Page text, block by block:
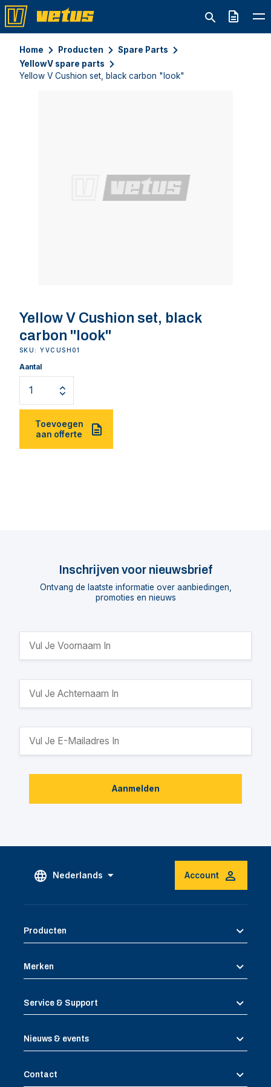
Offerte
Home Producten
Spare Parts
YellowV spare parts
Yellow V Cushion set, black carbon "look"
Yellow V Cushion set, black
carbon "look"
SKU: YVCUSH01
Aantal
Toevoegen
aan offerte
Inschrijven voor nieuwsbrief
Ontvang de laatste informatie over aanbiedingen,
promoties en nieuws
Aanmelden
Nederlands Account
Producten
Merken
Service & Support
Nieuws & events
Contact